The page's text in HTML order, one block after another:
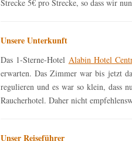
Strecke 5€ pro Strecke, so dass wir
Unsere Unterkunft
Das 1-Sterne-Hotel Alabin Hotel
erwarten. Das Zimmer war bis jetzt
regulieren und es war so klein, dass
Raucherhotel. Daher nicht
Unser Reiseführer